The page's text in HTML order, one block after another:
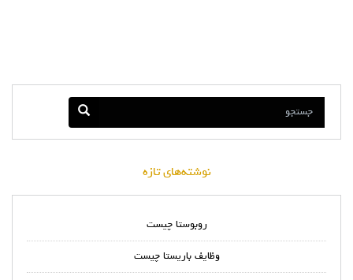
نوشته‌های تازه
روبوستا چیست
وظایف باریستا چیست